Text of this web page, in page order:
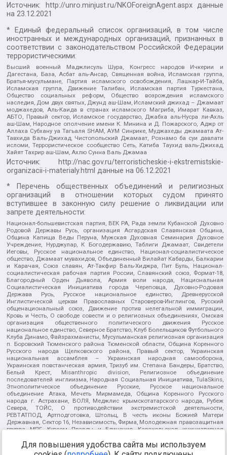
Источник: http://unro.minjust.ru/NKOForeignAgent.aspxданные
на23.12.2021
* Единый федеральный список организаций, в том числе
иностранных и международных организаций, признанных в
соответствии с законодательством Российской Федерации
террористическими:
Высший военный Маджлисуль Шура, Конгресс народов Ичкерии и
Дагестана, База, Асбат аль-Ансар, Священная война, Исламская группа,
Братья-мусульмане, Партия исламского освобождения, Лашкар-И-Тайба,
Исламская группа, Движение Талибан, Исламская партия Туркестана,
Общество социальных реформ, Общество возрождения исламского
наследия, Дом двух святых, Джунд аш-Шам, Исламский джихад – Джамаат
моджахедов, Аль-Каида в странах исламского Магриба, Имарат Кавказ,
АБТО, Правый сектор, Исламское государство, Джабха аль-Нусра ли-Ахль
аш-Шам, Народное ополчение имени К. Минина и Д. Пожарского, Аджр от
Аллаха Субхану уа Тагьаля SHAM, АУМ Синрике, Муджахеды джамаата Ат-
Тавхида Валь-Джихад, Чистопольский Джамаат, Рохнамо ба суи давлати
исломи, Террористическое сообщество Сеть, Катиба Таухид валь-Джихад,
Хайят Тахрир аш-Шам, Ахлю Сунна Валь Джамаа
Источник:
http://nac.gov.ru/terroristicheskie-i-ekstremistskie-
organizacii-i-materialy.html данные на06.12.2021
* Перечень общественных объединений и религиозных
организаций в отношении которых судом принято
вступившее в законную силу решение о ликвидации или
запрете деятельности:
Национал-большевистская партия, ВЕК РА, Рада земли Кубанской Духовно
Родовой Державы Русь, организация Асгардская Славянская Община,
Община Капища Веды Перуна, Мужская Духовная Семинария Духовное
Учреждение, Нурджулар, К Богодержавию, Таблиги Джамаат, Свидетели
Иеговы, Русское национальное единство, Национал-социалистическое
общество, Джамаат мувахидов, Объединенный Вилайат Кабарды, Балкарии
и Карачая, Союз славян, Ат-Такфир Валь-Хиджра, Пит Буль, Национал-
социалистическая рабочая партия России, Славянский союз, Формат-18,
Благородный Орден Дьявола, Армия воли народа, Национальная
Социалистическая Инициатива города Череповца, Духовно-Родовая
Держава Русь, Русское национальное единство, Древнерусской
Инглистической церкви Православных Староверов-Инглингов, Русский
общенациональный союз, Движение против нелегальной иммиграции,
Кровь и Честь, О свободе совести и о религиозных объединениях, Омская
организация общественного политического движения Русское
национальное единство, Северное Братство, Клуб Болельщиков Футбольного
Клуба Динамо, Файзрахманисты, Мусульманская религиозная организация
п. Боровский Тюменского района Тюменской области, Община Коренного
Русского народа Щелковского района, Правый сектор, Украинская
национальная ассамблея – Украинская народная самооборона,
Украинская повстанческая армия, Тризуб им. Степана Бандеры, Братство,
Белый Крест, Misanthropic division, Религиозное объединение
последователей инглиизма, Народная Социальная Инициатива, TulaSkins,
Этнополитическое объединение Русские, Русское национальное
объединение Атака, Мечеть Мирмамеда, Община Коренного Русского
народа г. Астрахани, ВОЛЯ, Меджлис крымскотатарского народа, Рубеж
Севера, ТОЙС, О противодействии экстремистской деятельности,
РЕВТАТПОД, Артподготовка, Штольц, В честь иконы Божией Матери
Державная, Сектор 16, Независимость, Фирма, Молодежная правозащитная
группа МПГ, Курсом Правды и Единения, Каракольская инициативная
Благотворительный пансионат Ак Умут, Русская республика Русь,
Арестантское уголовное единство, Башкорт, Нация и свобода, W.H.С., Фалунь
Для повышения удобства сайта мы используем